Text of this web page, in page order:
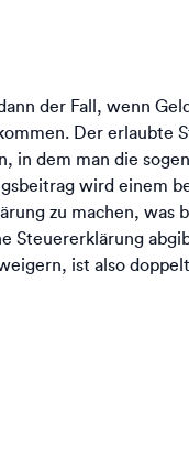
der Fall, wenn
Der erlaubte
in dem man die
wird einem
zu machen, was
Steuererklärung
ist also